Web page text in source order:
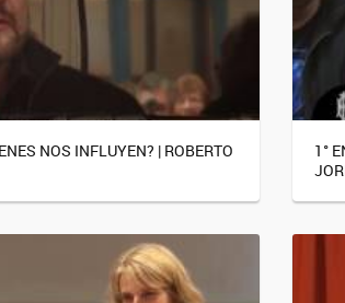
NOS INFLUYEN? | ROBERTO
1°